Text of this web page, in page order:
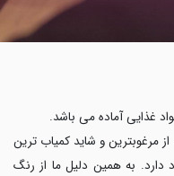
غذایی آماده می باشد.
مرغوبترین و شاید کمیاب ترین
به همین دلیل ما از رنگ